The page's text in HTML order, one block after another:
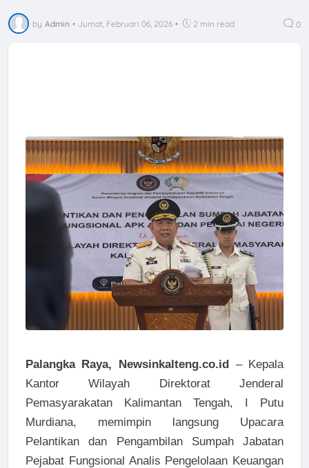
by Admin • Jumat, Februari 06, 2026 • 2 min read 0
Palangka Raya, Newsinkalteng.co.id – Kepala
Kantor Wilayah Direktorat Jenderal
Pemasyarakatan Kalimantan Tengah, I Putu
Murdiana, memimpin langsung Upacara
Pelantikan dan Pengambilan Sumpah Jabatan
Pejabat Fungsional Analis Pengelolaan Keuangan